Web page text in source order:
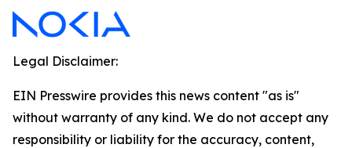
Legal Disclaimer:
EIN Presswire provides this news content "as is"
without warranty of any kind. We do not accept any
responsibility or liability for the accuracy, content,